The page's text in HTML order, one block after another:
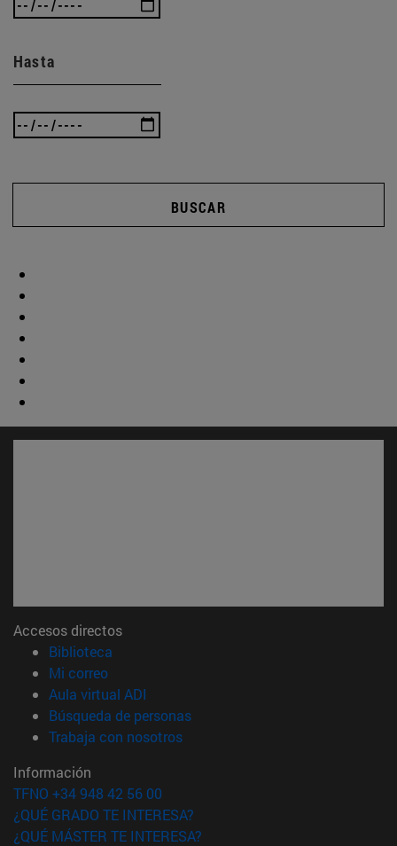
Hasta
BUSCAR
Accesos directos
Biblioteca
Mi correo(abre en nueva ventana)
Aula virtual ADI
Búsqueda de personas(abre en nueva ventana)
Trabaja con nosotros(abre en nueva ventana)
Información
TFNO +34 948 42 56 00
¿QUÉ GRADO TE INTERESA?
¿QUÉ MÁSTER TE INTERESA?